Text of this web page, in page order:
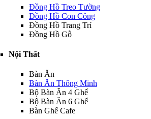
Đồng Hồ Treo Tường
Đồng Hồ Con Công
Đồng Hồ Trang Trí
Đồng Hồ Gỗ
Nội Thất
Bàn Ăn
Bàn Ăn Thông Minh
Bộ Bàn Ăn 4 Ghế
Bộ Bàn Ăn 6 Ghế
Bàn Ghế Cafe